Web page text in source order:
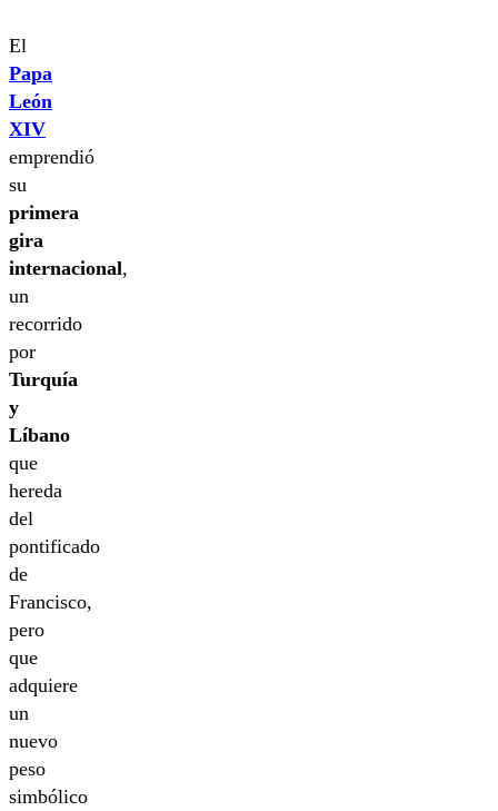
El
Papa
León
XIV
emprendió
su
primera
gira
internacional,
un
recorrido
por
Turquía
y
Líbano
que
hereda
del
pontificado
de
Francisco,
pero
que
adquiere
un
nuevo
peso
simbólico